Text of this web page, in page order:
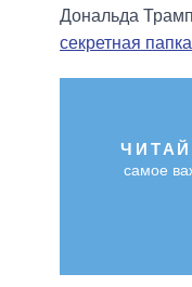
Дональда
секретная
самое